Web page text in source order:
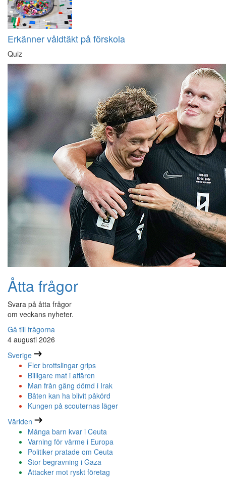
Erkänner våldtäkt på förskola
Quiz
Åtta frågor
Svara på åtta frågor
om veckans nyheter.
Gå till frågorna
4 augusti 2026
Sverige
Fler brottslingar grips
Billigare mat i affären
Man från gäng dömd i Irak
Båten kan ha blivit påkörd
Kungen på scouternas läger
Världen
Många barn kvar i Ceuta
Varning för värme i Europa
Politiker pratade om Ceuta
Stor begravning i Gaza
Attacker mot ryskt företag